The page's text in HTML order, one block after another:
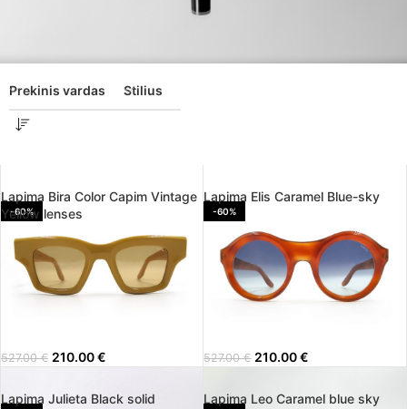
Prekinis vardas Stilius
-60%
Lapima Bira Color Capim Vintage
Yellow lenses
527.00€ 210.00€
-60%
Lapima Elis Caramel Blue-sky
527.00€ 210.00€
Lapima Julieta Black solid Lapima Leo Caramel blue sky